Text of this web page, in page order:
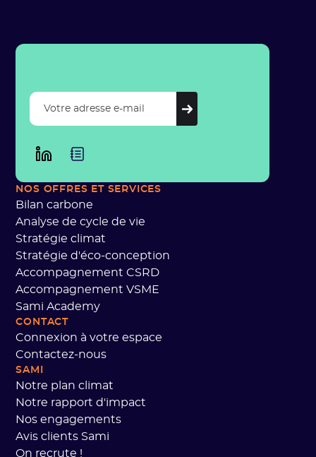
NOS OFFRES ET SERVICES
Bilan carbone
Analyse de cycle de vie
Stratégie climat
Stratégie d'éco-conception
Accompagnement CSRD
Accompagnement VSME
Sami Academy
CONTACT
Connexion à votre espace
Contactez-nous
SAMI
Notre plan climat
Notre rapport d'impact
Nos engagements
Avis clients Sami
On recrute !